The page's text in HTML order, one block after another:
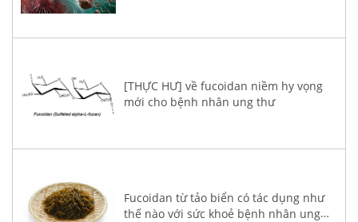
[THỰC HƯ] về fucoidan niềm hy vọng
mới cho bệnh nhân ung thư
Fucoidan từ tảo biển có tác dụng như
thế nào với sức khoẻ bệnh nhân ung